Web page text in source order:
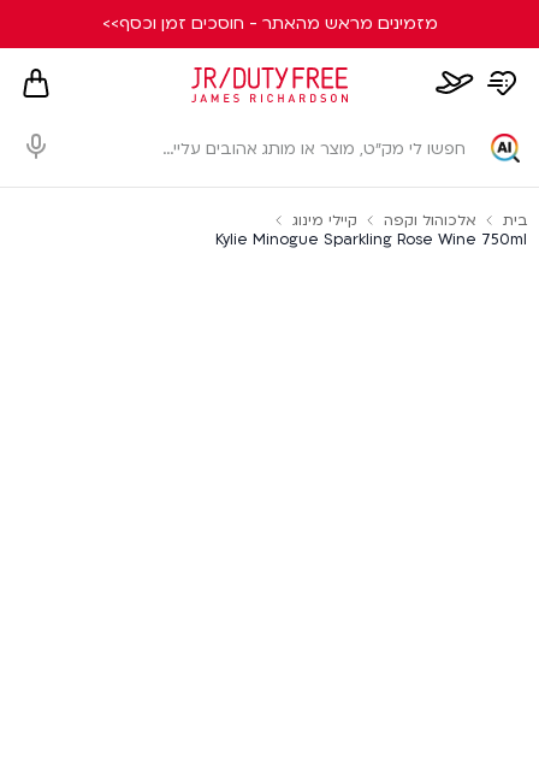
מזמינים מראש מהאתר - חוסכים זמן וכסף>>
whishlist
page
card
בית אלכוהול וקפה
קיילי מינוג
Kylie Minogue Sparkling Rose Wine 750ml